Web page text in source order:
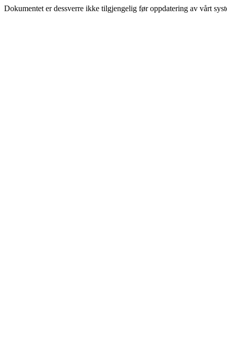
Dokumentet er dessverre ikke tilgjengelig før oppdatering av vårt